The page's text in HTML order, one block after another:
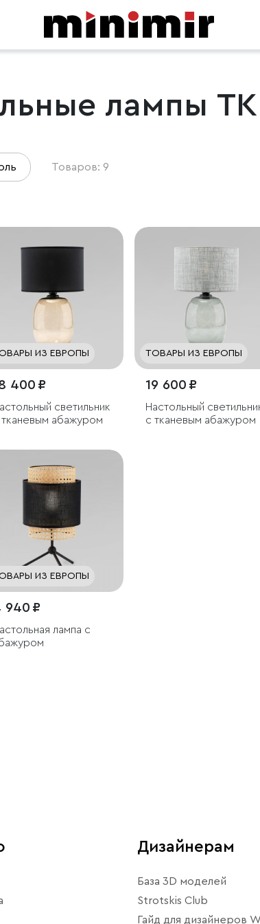
лампы
Товаров: 9
ИЗ ЕВРОПЫ
400 ₽
светильник
тканевым абажуром
ТОВАРЫ ИЗ ЕВРОПЫ
19 600 ₽
Настольный
с тканевым абажуром
ИЗ ЕВРОПЫ
940 ₽
лампа с
Дизайнерам
База 3D моделей
Strotskis Club
Гайд для дизайнеров